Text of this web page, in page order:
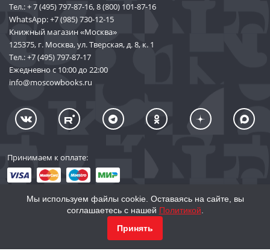
Тел.:+ 7 (495) 797-87-16,8 (800) 101-87-16
WhatsApp:+7 (985) 730-12-15
Книжный магазин «Москва»
125375, г. Москва, ул. Тверская, д. 8, к. 1
Тел.:+7 (495) 797-87-17
Ежедневно с 10:00 до 22:00
info@moscowbooks.ru
Принимаем к оплате:
© 2002–2026 «Торговый Дом Книги «МОСКВА»
Мы используем файлы cookie. Оставаясь на сайте, вы
соглашаетесь с нашей Политикой
Принять